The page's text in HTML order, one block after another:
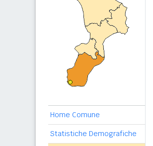
Home Comune
Statistiche Demografiche